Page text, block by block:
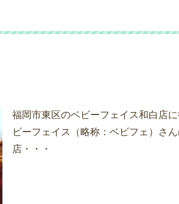
福岡市東区のベビーフェイス和白店
ビーフェイス（略称：ベビフェ）さ
店・・・